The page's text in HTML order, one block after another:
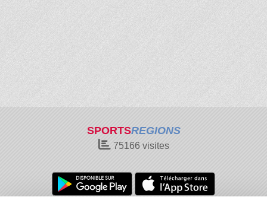
SPORTSREGIONS
75166visites